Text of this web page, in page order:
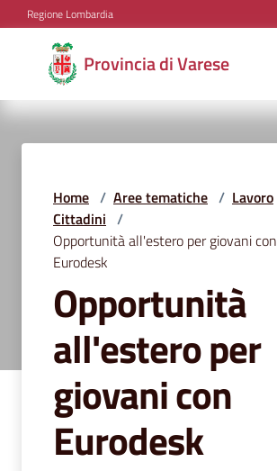
Vai al contenuto
Vai alla navigazione
Vai al footer
Regione Lombardia
Provincia di Varese
Provincia
di
Varese
Aree
tematiche
Amministrazione
Servizi
segnalazioni
News
Home / Aree tematiche / Lavoro
Cittadini /
Opportunità all'estero per giovani con
Eurodesk
Opportunità
all'estero per
giovani con
Eurodesk